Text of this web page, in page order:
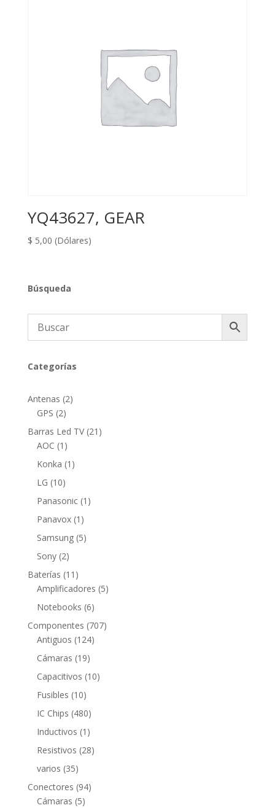
YQ43627, GEAR
$ 5,00 (Dólares)
Búsqueda
Categorías
Antenas 22
GPS 22
productos
Barras Led TV 21 21
AOC 1 1
producto
Konka 1 1
LG 1010
productos
Panasonic 1 1
Panavox 1 1
producto
Samsung 55
Sony 22
productos
Baterías 11 11
productos
Amplificadores 55
Notebooks 66
productos
Componentes 707707
Antiguos 124124
Cámaras 1919
productos
Capacitivos 1010
Fusibles 1010
productos
IC Chips 480480
productos
Inductivos 1 1
producto
Resistivos 2828
varios 3535
productos
Conectores 9494
Cámaras 55